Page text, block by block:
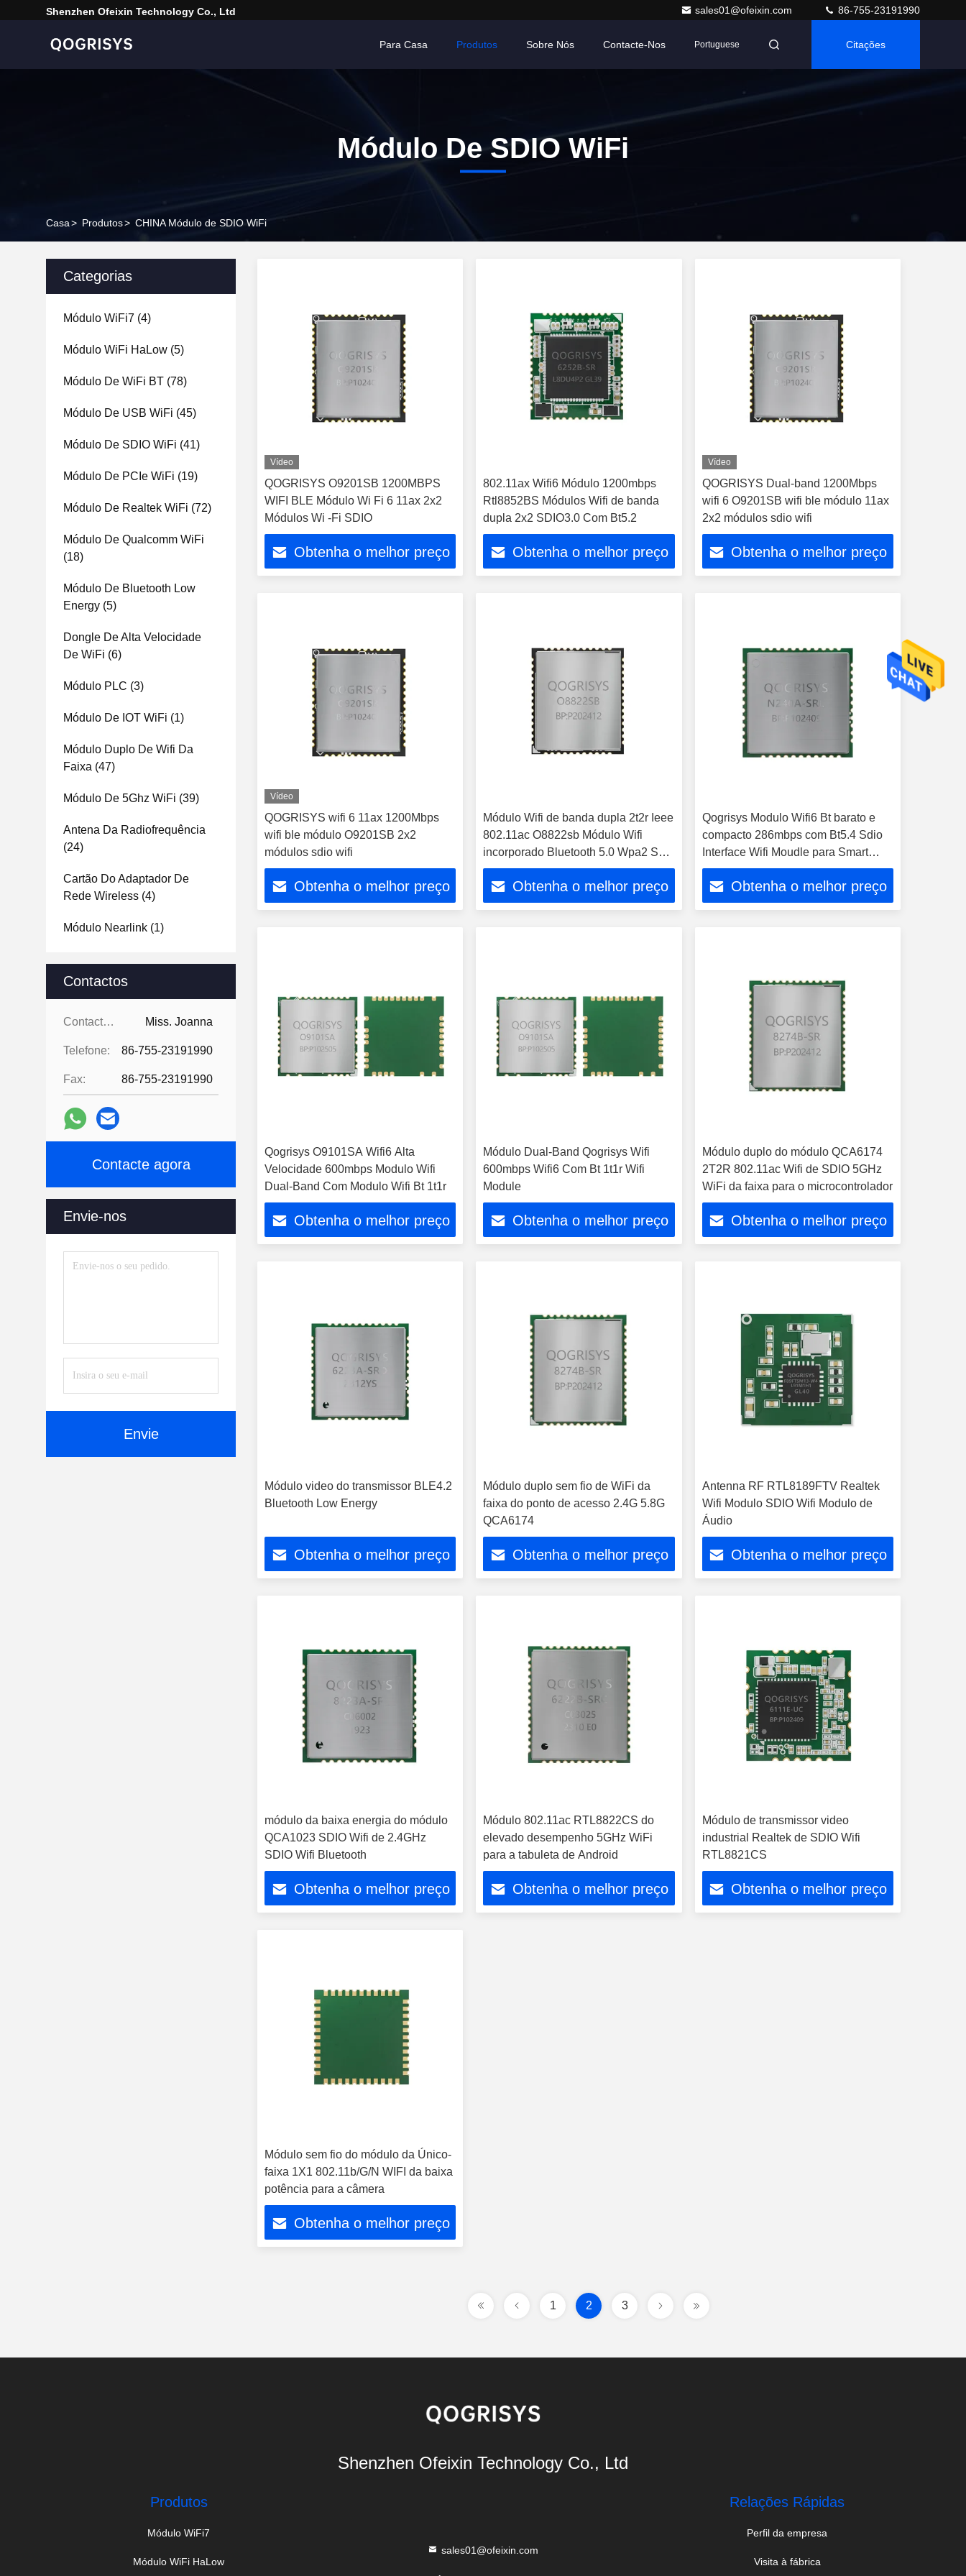
Shenzhen Ofeixin Technology Co., Ltd sales01@ofeixin.com 86-755-23191990
Para Casa Produtos Sobre Nós Contacte-Nos Portuguese Citações
Módulo De SDIO WiFi
Casa> Produtos> CHINA Módulo de SDIO WiFi
Categorias
Módulo WiFi7 (4)
Módulo WiFi HaLow (5)
Módulo De WiFi BT (78)
Módulo De USB WiFi (45)
Módulo De SDIO WiFi (41)
Módulo De PCIe WiFi (19)
Módulo De Realtek WiFi (72)
Módulo De Qualcomm WiFi
(18)
Módulo De Bluetooth Low
Energy (5)
Dongle De Alta Velocidade
De WiFi (6)
Módulo PLC (3)
Módulo De IOT WiFi (1)
Módulo Duplo De Wifi Da
Faixa (47)
Módulo De 5Ghz WiFi (39)
Antena Da Radiofrequência
(24)
Cartão Do Adaptador De
Rede Wireless (4)
Módulo Nearlink (1)
Contactos
Contactos: Miss. Joanna
Telefone: 86-755-23191990
Fax: 86-755-23191990
Contacte agora
Envie-nos
Envie
Vídeo
QOGRISYS O9201SB 1200MBPS
WIFI BLE Módulo Wi Fi 6 11ax 2x2
Módulos Wi -Fi SDIO
Obtenha o melhor preço
802.11ax Wifi6 Módulo 1200mbps
Rtl8852BS Módulos Wifi de banda
dupla 2x2 SDIO3.0 Com Bt5.2
Obtenha o melhor preço
Vídeo
QOGRISYS Dual-band 1200Mbps
wifi 6 O9201SB wifi ble módulo 11ax
2x2 módulos sdio wifi
Obtenha o melhor preço
Vídeo
QOGRISYS wifi 6 11ax 1200Mbps
wifi ble módulo O9201SB 2x2
módulos sdio wifi
Obtenha o melhor preço
Módulo Wifi de banda dupla 2t2r Ieee
802.11ac O8822sb Módulo Wifi
incorporado Bluetooth 5.0 Wpa2 Sdio
Interface
Obtenha o melhor preço
Qogrisys Modulo Wifi6 Bt barato e
compacto 286mbps com Bt5.4 Sdio
Interface Wifi Moudle para Smart
Watch
Obtenha o melhor preço
Qogrisys O9101SA Wifi6 Alta
Velocidade 600mbps Modulo Wifi
Dual-Band Com Modulo Wifi Bt 1t1r
Obtenha o melhor preço
Módulo Dual-Band Qogrisys Wifi
600mbps Wifi6 Com Bt 1t1r Wifi
Module
Obtenha o melhor preço
Módulo duplo do módulo QCA6174
2T2R 802.11ac Wifi de SDIO 5GHz
WiFi da faixa para o microcontrolador
Obtenha o melhor preço
Módulo video do transmissor BLE4.2
Bluetooth Low Energy
Obtenha o melhor preço
Módulo duplo sem fio de WiFi da
faixa do ponto de acesso 2.4G 5.8G
QCA6174
Obtenha o melhor preço
Antenna RF RTL8189FTV Realtek
Wifi Modulo SDIO Wifi Modulo de
Áudio
Obtenha o melhor preço
módulo da baixa energia do módulo
QCA1023 SDIO Wifi de 2.4GHz
SDIO Wifi Bluetooth
Obtenha o melhor preço
Módulo 802.11ac RTL8822CS do
elevado desempenho 5GHz WiFi
para a tabuleta de Android
Obtenha o melhor preço
Módulo de transmissor video
industrial Realtek de SDIO Wifi
RTL8821CS
Obtenha o melhor preço
Módulo sem fio do módulo da Único-
faixa 1X1 802.11b/G/N WIFI da baixa
potência para a câmera
Obtenha o melhor preço
1 2 3
Shenzhen Ofeixin Technology Co., Ltd
Produtos
Módulo WiFi7
Módulo WiFi HaLow
sales01@ofeixin.com
Relações Rápidas
Perfil da empresa
Visita à fábrica